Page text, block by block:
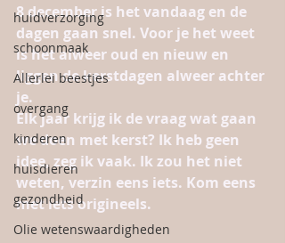
huidverzorging
schoonmaak
Allerlei beestjes
overgang
kinderen
huisdieren
gezondheid
Olie wetenswaardigheden
8 december is het vandaag en de
dagen gaan snel. Voor je het weet
is het alweer oud en nieuw en
liggen de kerstdagen alweer achter
je.
Elk jaar krijg ik de vraag wat gaan
we doen met kerst? Ik heb geen
idee, zeg ik vaak. Ik zou het niet
weten, verzin eens iets. Kom eens
met iets origineels.